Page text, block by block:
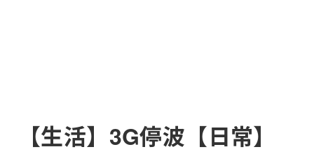
【生活】3G停波【日常】